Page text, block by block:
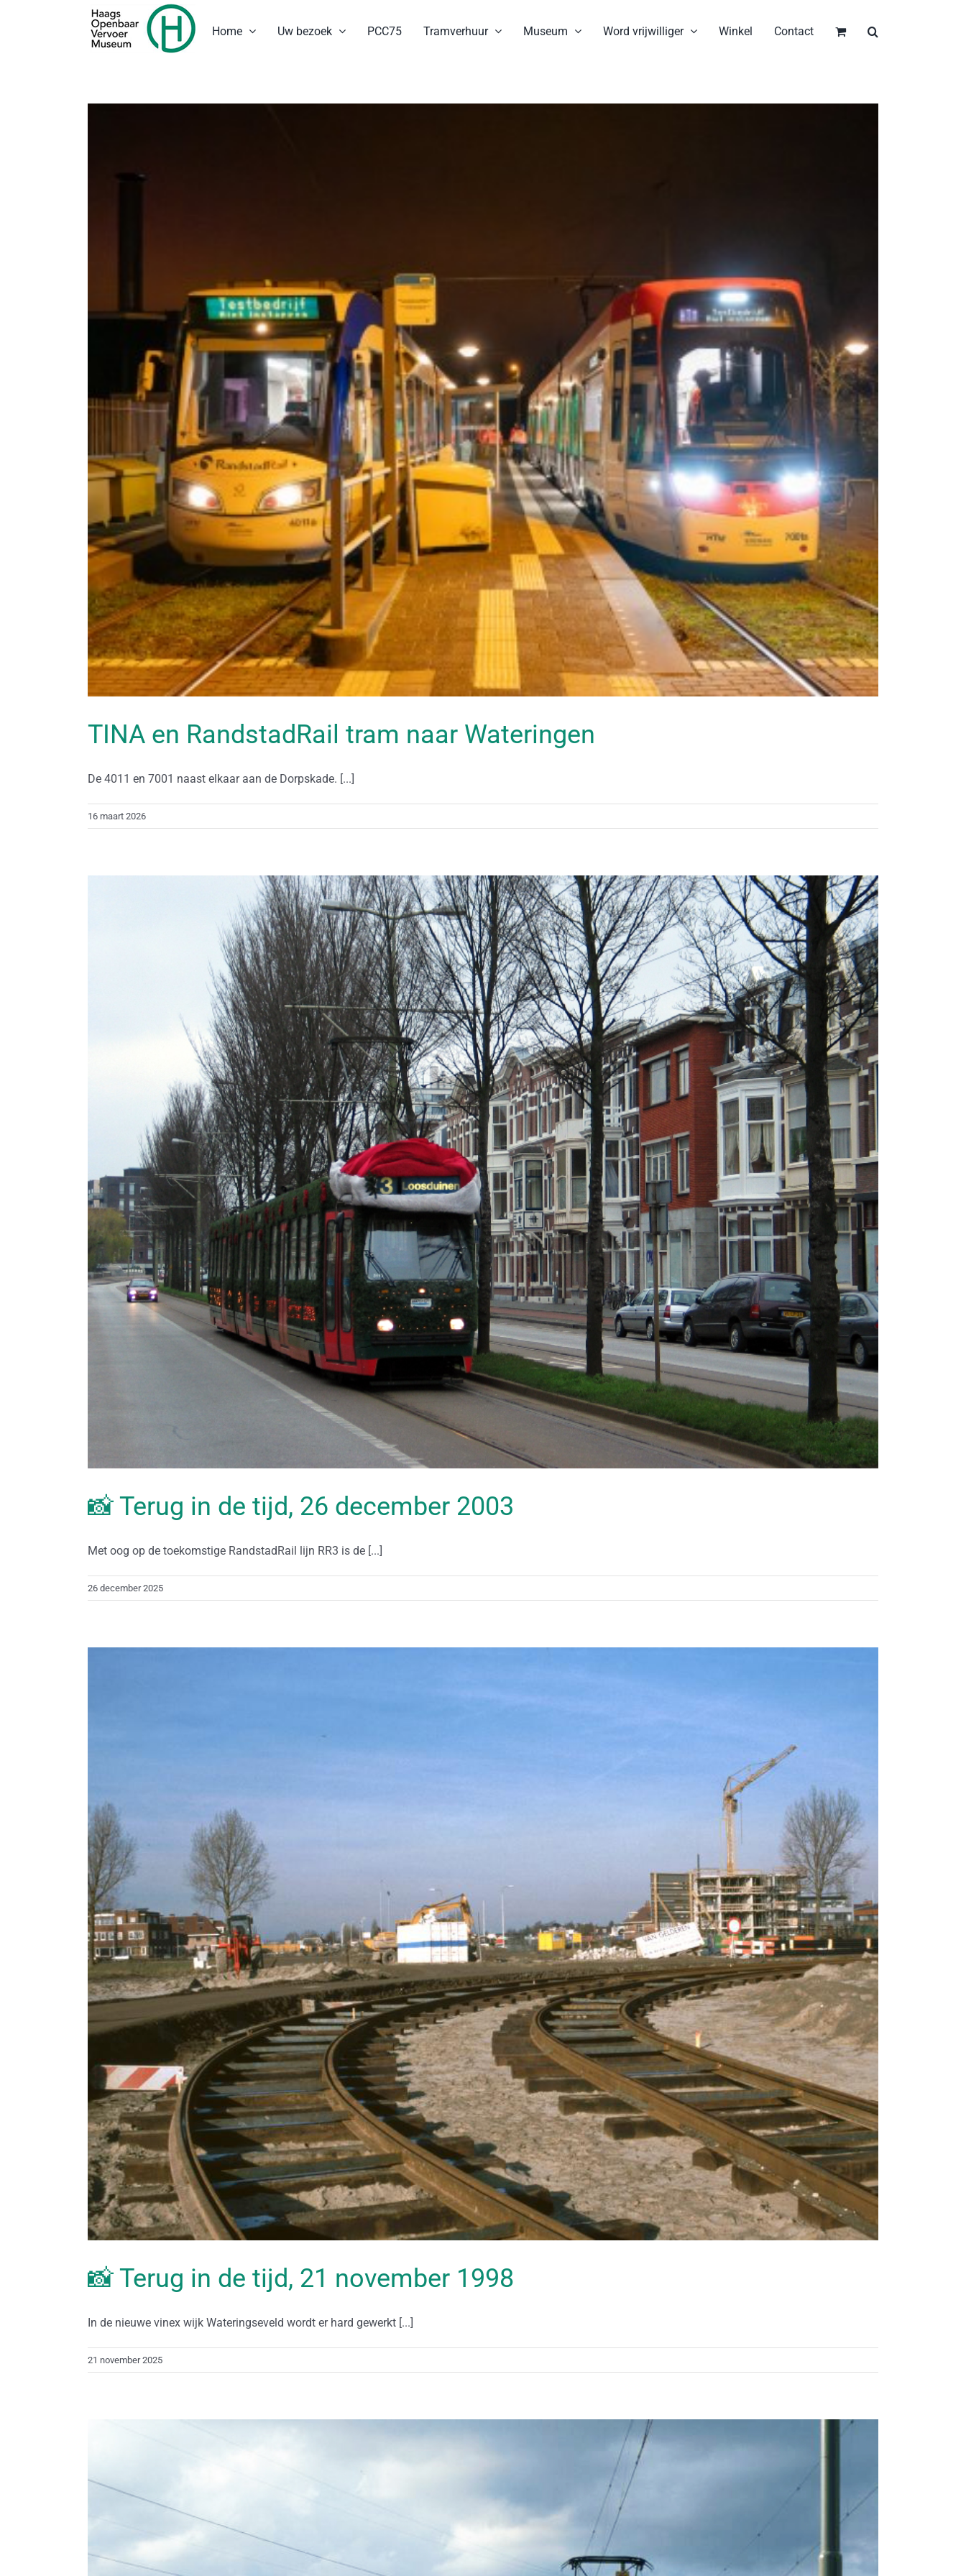
Home Uw bezoek PCC75 Tramverhuur Museum Word vrijwilliger Winkel Contact
TINA en RandstadRail tram naar Wateringen
De 4011 en 7001 naast elkaar aan de Dorpskade. [...]
16 maart 2026
📸 Terug in de tijd, 26 december 2003
Met oog op de toekomstige RandstadRail lijn RR3 is de [...]
26 december 2025
📸 Terug in de tijd, 21 november 1998
In de nieuwe vinex wijk Wateringseveld wordt er hard gewerkt [...]
21 november 2025